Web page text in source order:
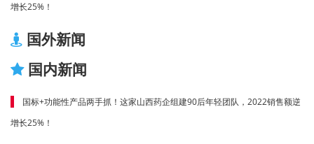
增长25%！
国外新闻
国内新闻
国标+功能性产品两手抓！这家山西药企组建90后年轻团队，2022销售额逆
增长25%！